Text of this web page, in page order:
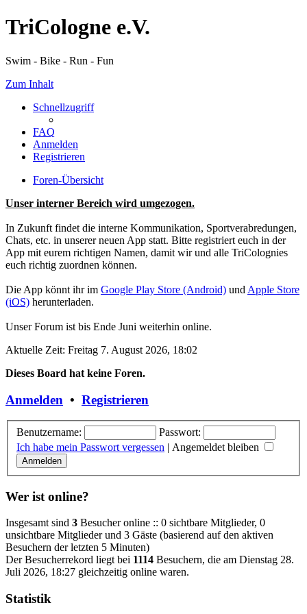
TriCologne e.V.
Swim - Bike - Run - Fun
Zum Inhalt
Schnellzugriff
FAQ
Anmelden
Registrieren
Foren-Übersicht
Unser interner Bereich wird umgezogen.
In Zukunft findet die interne Kommunikation, Sportverabredungen,
Chats, etc. in unserer neuen App statt. Bitte registriert euch in der
App mit eurem richtigen Namen, damit wir und alle TriColognies
euch richtig zuordnen können.
Die App könnt ihr im Google Play Store (Android) und Apple Store
(iOS) herunterladen.
Unser Forum ist bis Ende Juni weiterhin online.
Aktuelle Zeit: Freitag 7. August 2026, 18:02
Dieses Board hat keine Foren.
Anmelden • Registrieren
Benutzername:
Passwort:
Ich habe mein Passwort vergessen | Angemeldet bleiben
Wer ist online?
Insgesamt sind 3 Besucher online :: 0 sichtbare Mitglieder, 0
unsichtbare Mitglieder und 3 Gäste (basierend auf den aktiven
Besuchern der letzten 5 Minuten)
Der Besucherrekord liegt bei 1114 Besuchern, die am Dienstag 28.
Juli 2026, 18:27 gleichzeitig online waren.
Statistik